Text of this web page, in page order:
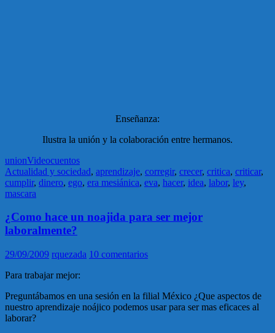
Enseñanza:
Ilustra la unión y la colaboración entre hermanos.
unionVideocuentos
Actualidad y sociedad, aprendizaje, corregir, crecer, critica, criticar,
cumplir, dinero, ego, era mesiánica, eva, hacer, idea, labor, ley,
mascara
¿Como hace un noajida para ser mejor
laboralmente?
29/09/2009 rquezada 10 comentarios
Para trabajar mejor:
Preguntábamos en una sesión en la filial México ¿Que aspectos de
nuestro aprendizaje noájico podemos usar para ser mas eficaces al
laborar?